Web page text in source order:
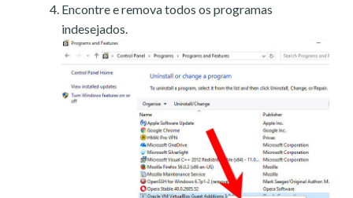
Encontre e remova todos os programas
indesejados.